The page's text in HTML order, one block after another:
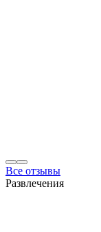
Все отзывы
Развлечения